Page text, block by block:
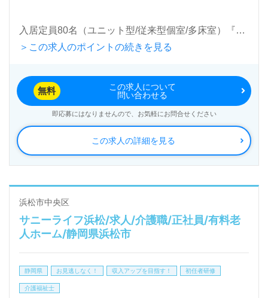
入居定員80名（ユニット型/従来型個室/多床室）『介
護老人福祉施設萩の花』社会福祉法人紅紫会（本部：
人保健施設、ケアハウス、訪問介護、デイサービス、
サービス付き高齢者向け住宅、ショートステイ、居宅
介護支援事業を展開されています。
◎幅広い年代層の職員様が活躍中！少人数制のユニッ
トケアで寄り添える介護サポートを実現される事業所
様！◎
看護助手や介護職経験のある方はもちろん、これから
介護職を目指される方も幅広く募集します。介護老人
同士の協力体制、充実のOJT/研修制度、先輩職員様
＞この求人のポイントの続きを見る
この求人の詳細を見る
無料
この求人について
問い合わせる
即応募にはなりませんので、お気軽にお問合せください
浜松市中央区
サニーライフ浜松/求人/介護職/正社員/有料老
人ホーム/静岡県浜松市
静岡県 お見逃しなく！ 収入アップを目指す！ 初任者研修
介護福祉士